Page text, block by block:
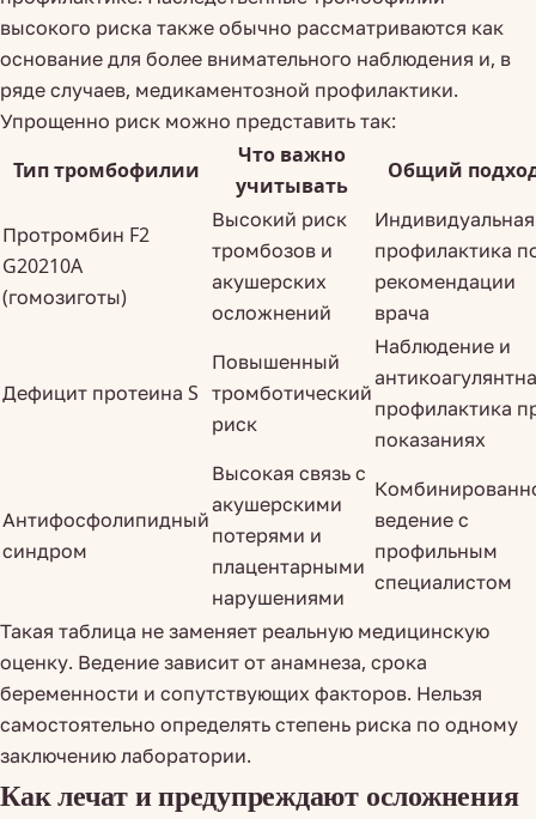
высокого риска также обычно рассматриваются как
основание для более внимательного наблюдения и, в
ряде случаев, медикаментозной профилактики.
Упрощенно риск можно представить так:
Тип тромбофилии
Что важно
учитывать
Общий
Протромбин F2
G20210A
(гомозиготы)
Высокий риск
тромбозов и
акушерских
осложнений
Индивидуальная
профилактика
рекомендации
врача
Дефицит протеина S
Повышенный
тромботический
риск
Наблюдение и
профилактика
показаниях
Антифосфолипидный
синдром
Высокая связь с
акушерскими
потерями и
плацентарными
нарушениями
ведение с
профильным
специалистом
Такая таблица не заменяет реальную медицинскую
оценку. Ведение зависит от анамнеза, срока
беременности и сопутствующих факторов. Нельзя
самостоятельно определять степень риска по одному
заключению лаборатории.
Как лечат и предупреждают осложнения